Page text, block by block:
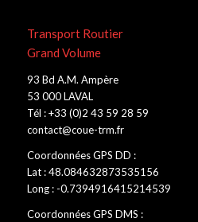
Transport Routier
Grand Volume
93 Bd A.M. Ampère
53 000 LAVAL
Tél : +33 (0)2 43 59 28 59
contact@coue-trm.fr
Coordonnées GPS DD :
Lat : 48.084632873535156
Long : -0.7394916415214539
Coordonnées GPS DMS :